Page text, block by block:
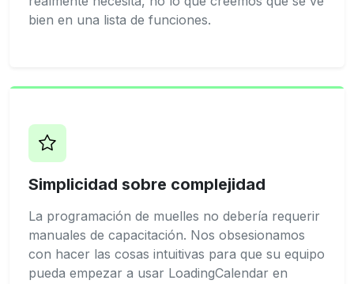
bien en una lista de funciones.
Simplicidad sobre complejidad
La programación de muelles no debería requerir
manuales de capacitación. Nos obsesionamos
con hacer las cosas intuitivas para que su equipo
pueda empezar a usar LoadingCalendar en